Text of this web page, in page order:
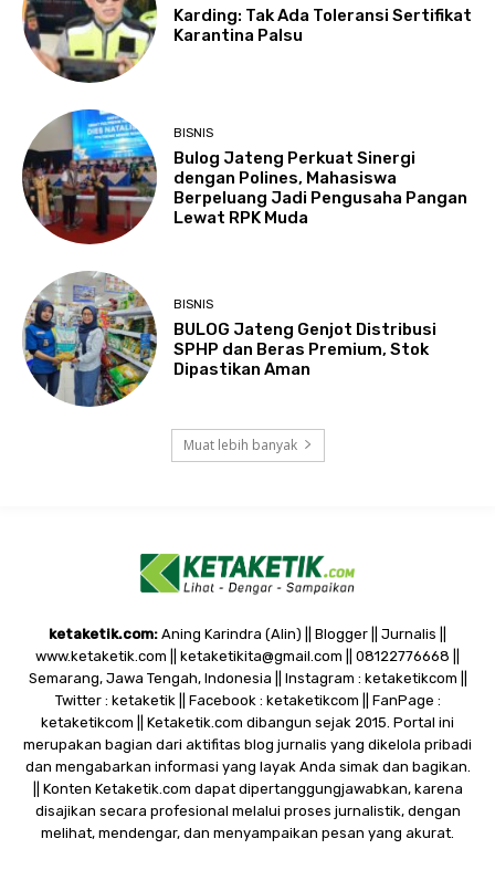
Karding: Tak Ada Toleransi Sertifikat
Karantina Palsu
BISNIS
Bulog Jateng Perkuat Sinergi
dengan Polines, Mahasiswa
Berpeluang Jadi Pengusaha Pangan
Lewat RPK Muda
BISNIS
BULOG Jateng Genjot Distribusi
SPHP dan Beras Premium, Stok
Dipastikan Aman
Muat lebih banyak
ketaketik.com: Aning Karindra (Alin) || Blogger || Jurnalis ||
www.ketaketik.com || ketaketikita@gmail.com || 08122776668 ||
Semarang, Jawa Tengah, Indonesia || Instagram : ketaketikcom ||
Twitter : ketaketik || Facebook : ketaketikcom || FanPage :
ketaketikcom || Ketaketik.com dibangun sejak 2015. Portal ini
merupakan bagian dari aktifitas blog jurnalis yang dikelola pribadi
dan mengabarkan informasi yang layak Anda simak dan bagikan.
|| Konten Ketaketik.com dapat dipertanggungjawabkan, karena
disajikan secara profesional melalui proses jurnalistik, dengan
melihat, mendengar, dan menyampaikan pesan yang akurat.